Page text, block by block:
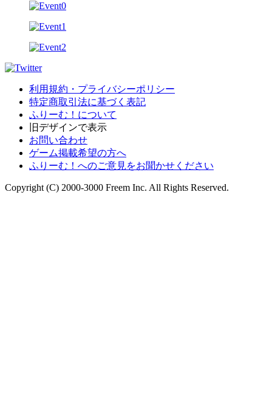
利用規約・プライバシーポリシー
特定商取引法に基づく表記
ふりーむ！について
旧デザインで表示
お問い合わせ
ゲーム掲載希望の方へ
ふりーむ！へのご意見をお聞かせください
Copyright (C) 2000-3000 Freem Inc. All Rights Reserved.